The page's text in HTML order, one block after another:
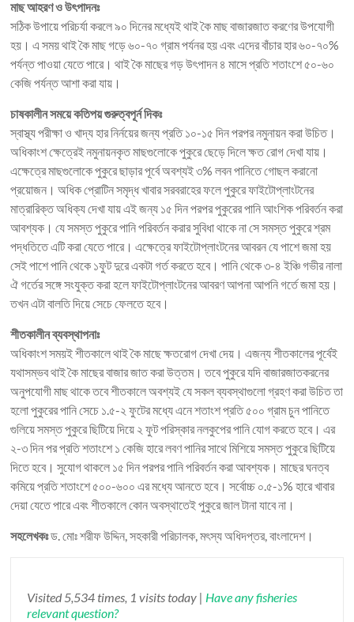
মাছ আহরণ ও উৎপাদনঃ
সঠিক উপায়ে পরিচর্যা করলে ৯০ দিনের মধ্যেই থাই কৈ মাছ বাজারজাত করণের উপযোগী
হয়। এ সময় থাই কৈ মাছ গড়ে ৬০-৭০ গ্রাম পর্যনৱ হয় এবং এদের বাঁচার হার ৬০-৭০%
পর্যন্ত পাওয়া যেতে পারে। থাই কৈ মাছের গড় উৎপাদন ৪ মাসে প্রতি শতাংশে ৫০-৬০
কেজি পর্যন্ত আশা করা যায়।
চাষকালীন সময়ে কতিপয় গুরুত্বপূর্ন দিকঃ
স্বাস্থ্য পরীক্ষা ও খাদ্য হার নির্নয়ের জন্য প্রতি ১০-১৫ দিন পরপর নমুনায়ন করা উচিত।
অধিকাংশ ক্ষেত্রেই নমুনায়নকৃত মাছগুলোকে পুকুরে ছেড়ে দিলে ক্ষত রোগ দেখা যায়।
এক্ষেত্রে মাছগুলোকে পুকুরে ছাড়ার পূর্বে অবশ্যই ৩% লবন পানিতে গোছল করানো
প্রয়োজন। অধিক প্রোটিন সমৃদ্ধ খাবার সরবরাহের ফলে পুকুরে ফাইটোপ্লাংটনের
মাত্রারিক্ত অধিক্য দেখা যায় এই জন্য ১৫ দিন পরপর পুকুরের পানি আংশিক পরিবর্তন করা
আবশ্যক। যে সমস্ত পুকুরে পানি পরিবর্তন করার সুবিধা থাকে না সে সমস্ত পুকুরে শ্রম
পদ্ধতিতে এটি করা যেতে পারে। এক্ষেত্রে ফাইটোপ্লাংটনের আবরন যে পাশে জমা হয়
সেই পাশে পানি থেকে ১ফুট দুরে একটা গর্ত করতে হবে। পানি থেকে ৩-৪ ইঞ্চি গভীর নালা
ঐ গর্তের সঙ্গে সংযুক্ত করা হলে ফাইটোপ্লাংটনের আবরণ আপনা আপনি গর্তে জমা হয়।
তখন এটা বালতি দিয়ে সেচে ফেলতে হবে।
শীতকালীন ব্যবস্থাপনাঃ
অধিকাংশ সময়ই শীতকালে থাই কৈ মাছে ক্ষতরোগ দেখা দেয়। এজন্য শীতকালের পূর্বেই
যথাসম্ভব থাই কৈ মাছের বাজার জাত করা উত্তম। তবে পুকুরে যদি বাজারজাতকরনের
অনুপযোগী মাছ থাকে তবে শীতকালে অবশ্যই যে সকল ব্যবস্থাগুলো গ্রহণ করা উচিত তা
হলো পুকুরের পানি সেচে ১.৫-২ ফুটের মধ্যে এনে শতাংশ প্রতি ৫০০ গ্রাম চুন পানিতে
গুলিয়ে সমস্ত পুকুরে ছিটিয়ে দিয়ে ২ ফুট পরিস্কার নলকুপের পানি যোগ করতে হবে। এর
২-৩ দিন পর প্রতি শতাংশে ১ কেজি হারে লবণ পানির সাথে মিশিয়ে সমস্ত পুকুরে ছিটিয়ে
দিতে হবে। সুযোগ থাকলে ১৫ দিন পরপর পানি পরিবর্তন করা আবশ্যক। মাছের ঘনত্ব
কমিয়ে প্রতি শতাংশে ৫০০-৬০০ এর মধ্যে আনতে হবে। সর্বোচ্চ ০.৫-১% হারে খাবার
দেয়া যেতে পারে এবং শীতকালে কোন অবস্থাতেই পুকুরে জাল টানা যাবে না।
সহলেখকঃড. মোঃ শরীফ উদ্দিন, সহকারী পরিচালক, মৎস্য অধিদপ্তর, বাংলাদেশ।
Visited 5,534 times, 1 visits today | Have any fisheries
relevant question?